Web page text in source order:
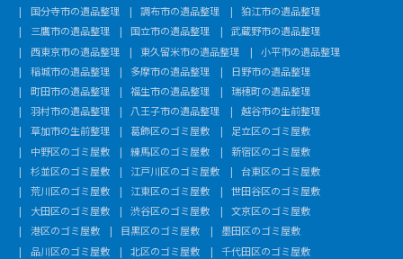
国分寺市の遺品整理
調布市の遺品整理
狛江市の遺品整理
三鷹市の遺品整理
国立市の遺品整理
武蔵野市の遺品整理
西東京市の遺品整理
東久留米市の遺品整理
小平市の遺品整理
稲城市の遺品整理
多摩市の遺品整理
日野市の遺品整理
町田市の遺品整理
福生市の遺品整理
瑞穂町の遺品整理
羽村市の遺品整理
八王子市の遺品整理
越谷市の生前整理
草加市の生前整理
葛飾区のゴミ屋敷
足立区のゴミ屋敷
中野区のゴミ屋敷
練馬区のゴミ屋敷
新宿区のゴミ屋敷
杉並区のゴミ屋敷
江戸川区のゴミ屋敷
台東区のゴミ屋敷
荒川区のゴミ屋敷
江東区のゴミ屋敷
世田谷区のゴミ屋敷
大田区のゴミ屋敷
渋谷区のゴミ屋敷
文京区のゴミ屋敷
港区のゴミ屋敷
目黒区のゴミ屋敷
墨田区のゴミ屋敷
品川区のゴミ屋敷
北区のゴミ屋敷
千代田区のゴミ屋敷